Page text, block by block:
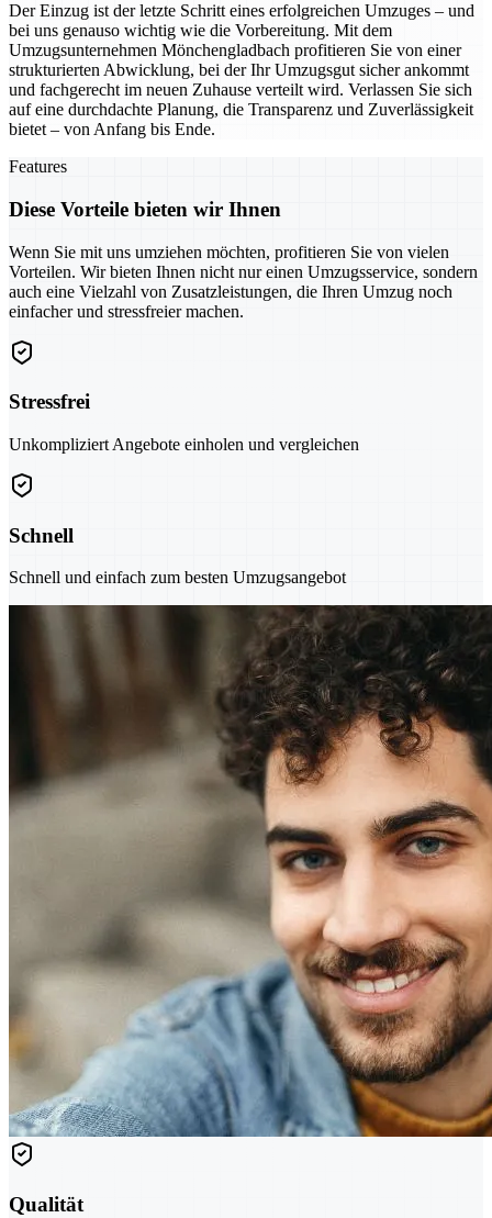
Der Einzug ist der letzte Schritt eines erfolgreichen Umzuges – und
bei uns genauso wichtig wie die Vorbereitung. Mit dem
Umzugsunternehmen Mönchengladbach profitieren Sie von einer
strukturierten Abwicklung, bei der Ihr Umzugsgut sicher ankommt
und fachgerecht im neuen Zuhause verteilt wird. Verlassen Sie sich
auf eine durchdachte Planung, die Transparenz und Zuverlässigkeit
bietet – von Anfang bis Ende.
Features
Diese Vorteile bieten wir Ihnen
Wenn Sie mit uns umziehen möchten, profitieren Sie von vielen
Vorteilen. Wir bieten Ihnen nicht nur einen Umzugsservice, sondern
auch eine Vielzahl von Zusatzleistungen, die Ihren Umzug noch
einfacher und stressfreier machen.
Stressfrei
Unkompliziert Angebote einholen und vergleichen
Schnell
Schnell und einfach zum besten Umzugsangebot
Qualität